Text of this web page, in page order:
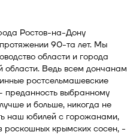
Ростов-на-Дону
90-та лет. Мы
области и города
области. Ведь всем дончанам
ростсельмашевские
преданность выбранному
и больше, никогда не
наш юбилей с горожанами,
роскошных крымских сосен, -